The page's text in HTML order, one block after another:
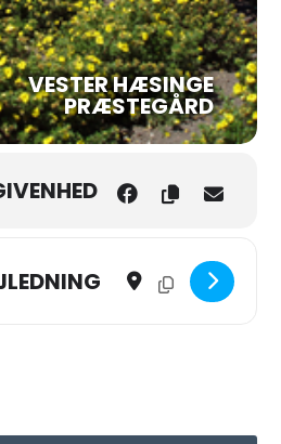
VESTER HÆSINGE
PRÆSTEGÅRD
Address -Destination